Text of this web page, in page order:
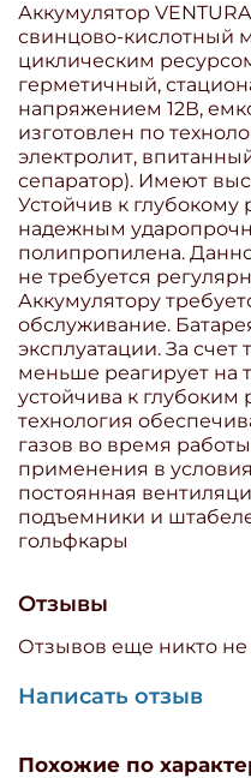
Аккумулятор
свинцово-кислотный
циклическим
герметичный,
напряжением 12В,
изготовлен по
электролит,
сепаратор). Имеют
Устойчив к глубокому
надежным
полипропилена.
не требуется
Аккумулятору
обслуживание.
эксплуатации. За счет
меньше реагирует на
устойчива к глубоким
технология
газов во время
применения в
постоянная
подъемники и
гольфкары
Отзывы
Отзывов еще никто не
Написать отзыв
Похожие по